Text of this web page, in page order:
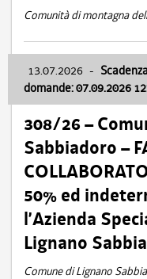
Comunità di montagna
13.07.2026 -
domande: 07.09.2026
308/26 –
Sabbiadoro –
50% ed
l’Azienda
Lignano
Comune di Lignano